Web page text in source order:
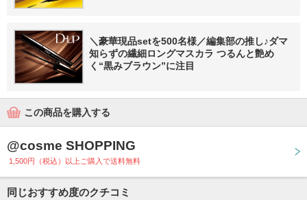
＼豪華現品setを500名様／編集部の推し♪ダマ
知らずの繊細ロングマスカラ つるんと艶め
く“黒みブラウン”に注目
この商品を購入する
@cosme SHOPPING
1,500円（税込）以上ご購入で送料無料
同じおすすめ度のクチコミ